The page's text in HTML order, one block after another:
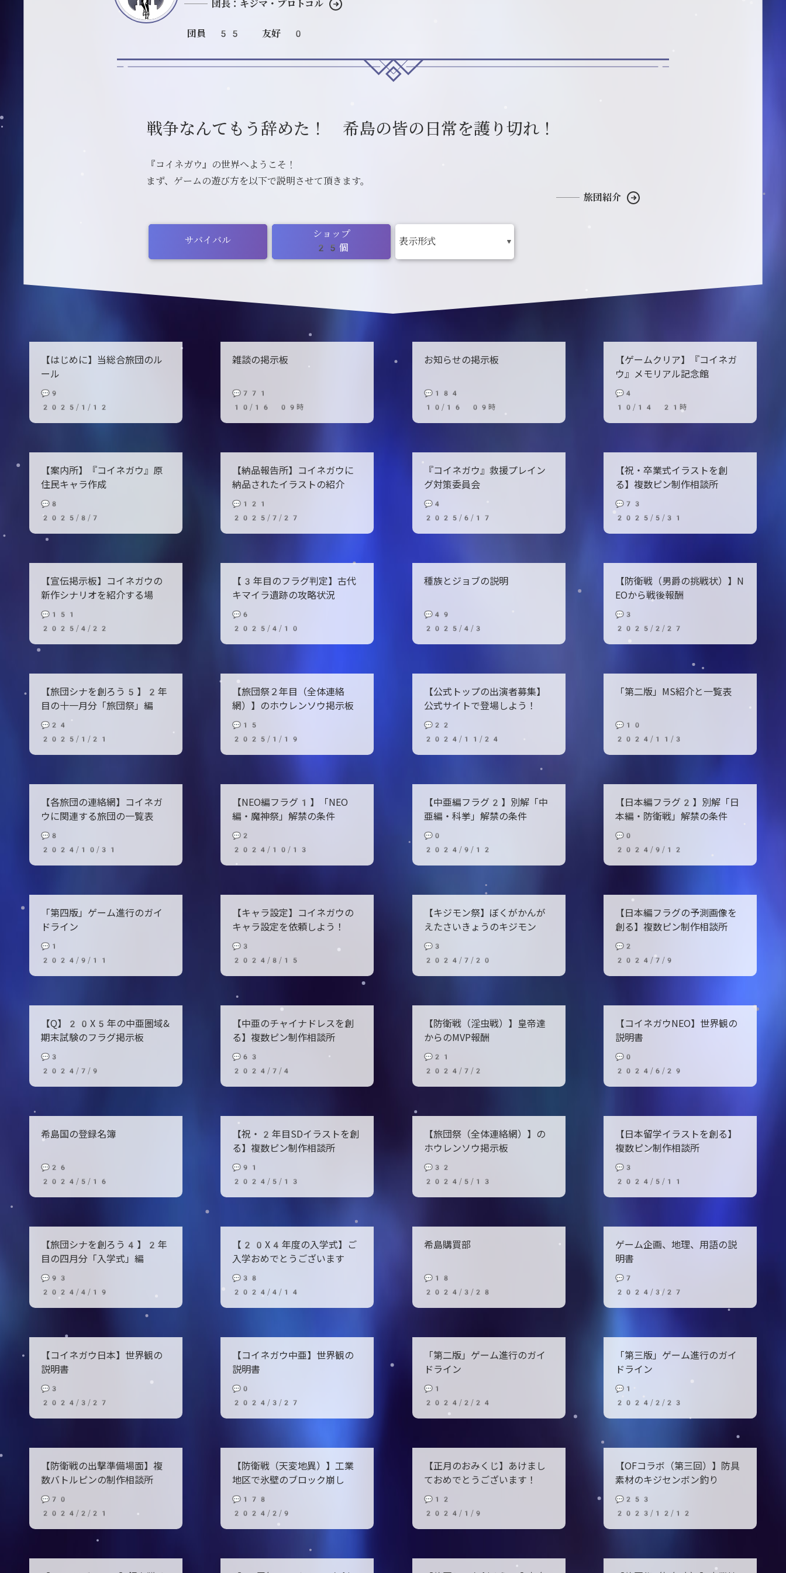
団長：キジマ・プロトコル
団員 55 友好 0
戦争なんてもう辞めた！ 希島の皆の日常を護り切れ！
『コイネガウ』の世界へようこそ！
まず、ゲームの遊び方を以下で説明させて頂きます。
旅団紹介
サバイバル
ショップ
25個
【はじめに】当総合旅団のル
ール
💬9
2025/1/12
雑談の掲示板
💬771
10/16 09時
お知らせの掲示板
💬184
10/16 09時
【ゲームクリア】『コイネガ
ウ』メモリアル記念館
💬4
10/14 21時
【案内所】『コイネガウ』原
住民キャラ作成
💬8
2025/8/7
【納品報告所】コイネガウに
納品されたイラストの紹介
💬121
2025/7/27
『コイネガウ』救援プレイン
グ対策委員会
💬4
2025/6/17
【祝・卒業式イラストを創
る】複数ピン制作相談所
💬73
2025/5/31
【宣伝掲示板】コイネガウの
新作シナリオを紹介する場
💬151
2025/4/22
【3年目のフラグ判定】古代
キマイラ遺跡の攻略状況
💬6
2025/4/10
種族とジョブの説明
💬49
2025/4/3
【防衛戦（男爵の挑戦状）】N
EOから戦後報酬
💬3
2025/2/27
【旅団シナを創ろう5】2年
目の十一月分「旅団祭」編
💬24
2025/1/21
【旅団祭２年目（全体連絡
網）】のホウレンソウ掲示板
💬15
2025/1/19
【公式トップの出演者募集】
公式サイトで登場しよう！
💬22
2024/11/24
「第二版」MS紹介と一覧表
💬10
2024/11/3
【各旅団の連絡網】コイネガ
ウに関連する旅団の一覧表
💬8
2024/10/31
【NEO編フラグ1】「NEO
編・魔神祭」解禁の条件
💬2
2024/10/13
【中亜編フラグ2】別解「中
亜編・科挙」解禁の条件
💬0
2024/9/12
【日本編フラグ2】別解「日
本編・防衛戦」解禁の条件
💬0
2024/9/12
「第四版」ゲーム進行のガイ
ドライン
💬1
2024/9/11
【キャラ設定】コイネガウの
キャラ設定を依頼しよう！
💬3
2024/8/15
【キジモン祭】ぼくがかんが
えたさいきょうのキジモン
💬3
2024/7/20
【日本編フラグの予測画像を
創る】複数ピン制作相談所
💬2
2024/7/9
【Q】20X5年の中亜圏域&
期末試験のフラグ掲示板
💬3
2024/7/9
【中亜のチャイナドレスを創
る】複数ピン制作相談所
💬63
2024/7/4
【防衛戦（淫虫戦）】皇帝達
からのMVP報酬
💬21
2024/7/2
【コイネガウNEO】世界観の
説明書
💬0
2024/6/29
希島国の登録名簿
💬26
2024/5/16
【祝・2年目SDイラストを創
る】複数ピン制作相談所
💬91
2024/5/13
【旅団祭（全体連絡網）】の
ホウレンソウ掲示板
💬32
2024/5/13
【日本留学イラストを創る】
複数ピン制作相談所
💬3
2024/5/11
【旅団シナを創ろう4】2年
目の四月分「入学式」編
💬93
2024/4/19
【20X4年度の入学式】ご
入学おめでとうございます
💬38
2024/4/14
希島購買部
💬18
2024/3/28
ゲーム企画、地理、用語の説
明書
💬7
2024/3/27
【コイネガウ日本】世界観の
説明書
💬3
2024/3/27
【コイネガウ中亜】世界観の
説明書
💬0
2024/3/27
「第二版」ゲーム進行のガイ
ドライン
💬1
2024/2/24
「第三版」ゲーム進行のガイ
ドライン
💬1
2024/2/23
【防衛戦の出撃準備場面】複
数バトルピンの制作相談所
💬70
2024/2/21
【防衛戦（天変地異）】工業
地区で氷壁のブロック崩し
💬178
2024/2/9
【正月のおみくじ】あけまし
ておめでとうございます！
💬12
2024/1/9
【OFコラボ（第三回）】防具
素材のキジセンボン釣り
💬253
2023/12/12